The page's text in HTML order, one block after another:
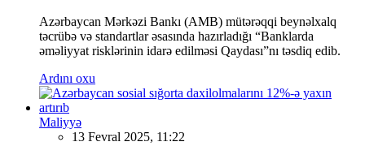
Azərbaycan Mərkəzi Bankı (AMB) mütərəqqi beynəlxalq
təcrübə və standartlar əsasında hazırladığı “Banklarda
əməliyyat risklərinin idarə edilməsi Qaydası”nı təsdiq edib.
Ardını oxu
Maliyyə
13 Fevral 2025, 11:22